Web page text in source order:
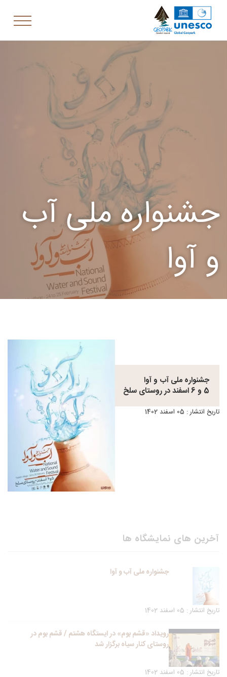
جشنواره ملی آب
و آوا
جشنواره ملی آب و آوا
5 و 6 اسفند در روستای سلخ
تاریخ انتشار : 05 اسفند 1402
آخرین های نمایشگاه ها
جشنواره ملی آب و آوا
تاریخ انتشار : 05 اسفند 1402
رویداد «قشم بوم» در ایستگاه هشتم / قشم بوم در
روستای کنار سیاه برگزار شد
تاریخ انتشار : 05 اسفند 1402